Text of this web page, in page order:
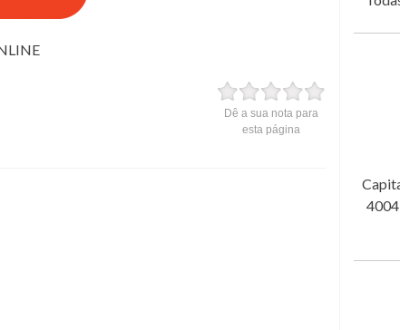
Dê a sua nota para
esta página